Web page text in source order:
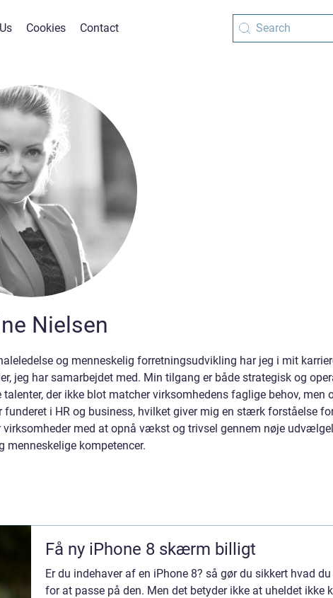
Cookies Contact
Nielsen
og menneskelig forretningsudvikling har jeg i mit
jeg har samarbejdet med. Min tilgang er både strategisk og
der ikke blot matcher virksomhedens faglige behov, men
i HR og business, hvilket giver mig en stærk forståelse
med at opnå vækst og trivsel gennem nøje
kompetencer.
Få ny iPhone 8 skærm billigt
Er du indehaver af en iPhone 8? så gør du sikkert hvad
for at passe på den. Men det betyder ikke at uheldet ikke